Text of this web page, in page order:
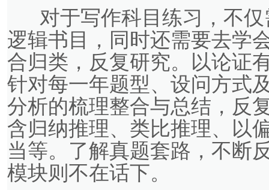
对于写作科目练习，不仅
逻辑书目，同时还需要去学
合归类，反复研究。以论证
针对每一年题型、设问方式
分析的梳理整合与总结，反
含归纳推理、类比推理、以
当等。了解真题套路，不断
模块则不在话下。